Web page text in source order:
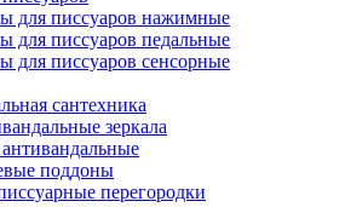
для писсуаров нажимные
для писсуаров педальные
для писсуаров сенсорные
сантехника
зеркала
поддоны
перегородки